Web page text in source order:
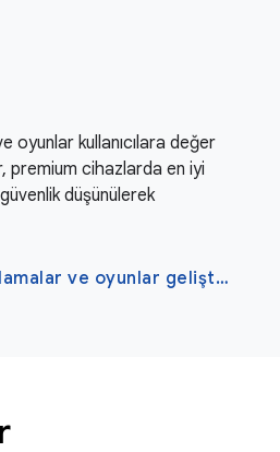
oyunlar kullanıcılara değer
premium cihazlarda en iyi
düşünülerek
Yüksek kaliteli uygulamalar ve oyunlar geliştirin